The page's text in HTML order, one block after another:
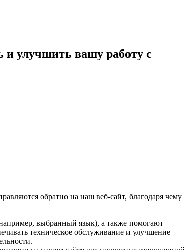
улучшить вашу работу с
обратно на наш веб-сайт, благодаря чему
выбранный язык), а также помогают
техническое обслуживание и улучшение